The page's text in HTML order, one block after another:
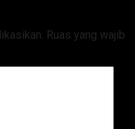
Ruas yang wajib